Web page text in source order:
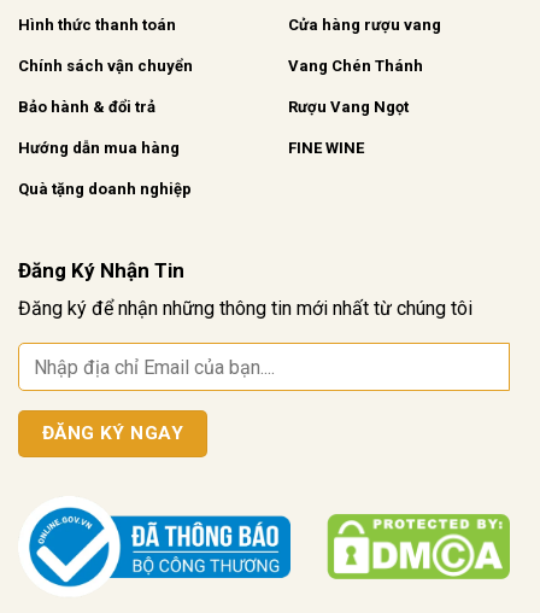
Hình thức thanh toán
Chính sách vận chuyển
Bảo hành & đổi trả
Hướng dẫn mua hàng
Quà tặng doanh nghiệp
Cửa hàng rượu vang
Vang Chén Thánh
Rượu Vang Ngọt
FINE WINE
Đăng Ký Nhận Tin
Đăng ký để nhận những thông tin mới nhất từ chúng tôi